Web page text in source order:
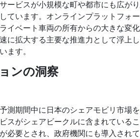
ービスが小規模な町や都市にも広が
ています。オンラインプラットフォ
イベート車両の所有からの大きな変
に拡大する主要な推進力として浮上
ます。
ンの洞察
測期間中に日本のシェアモビリ市場
スがシェアビークルに含まれている
必要とされ、政府機関にも導入され